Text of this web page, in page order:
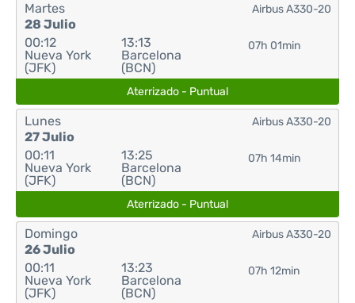
Martes
28 Julio
00:12
Nueva York
(JFK)
13:13
Barcelona
(BCN)
07h 01min
Airbus A330-20
Aterrizado - Puntual
Lunes
27 Julio
00:11
Nueva York
(JFK)
13:25
Barcelona
(BCN)
07h 14min
Airbus A330-20
Aterrizado - Puntual
Domingo
26 Julio
00:11
Nueva York
(JFK)
13:23
Barcelona
(BCN)
07h 12min
Airbus A330-20